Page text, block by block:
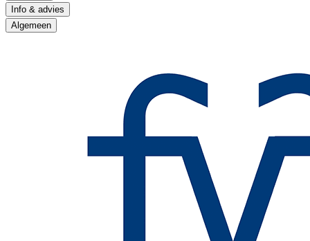
Info & advies
Algemeen